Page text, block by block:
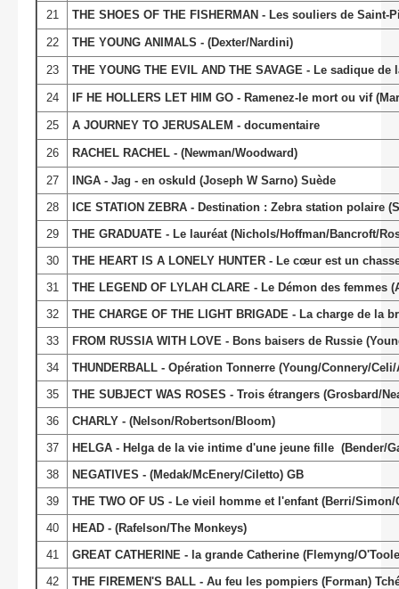
21 THE SHOES OF THE FISHERMAN - Les souliers de
22 THE YOUNG ANIMALS - (Dexter/Nardini)
23 THE YOUNG THE EVIL AND THE SAVAGE - Le sadique
24 IF HE HOLLERS LET HIM GO - Ramenez-le mort ou vif
25 A JOURNEY TO JERUSALEM - documentaire
26 RACHEL RACHEL - (Newman/Woodward)
27
INGA - Jag - en oskuld (Joseph W Sarno) Suède
28
ICE STATION ZEBRA - Destination : Zebra station polaire
29
THE GRADUATE - Le lauréat (Nichols/Hoffman/Bancroft/
30
THE HEART IS A LONELY HUNTER - Le cœur est un
31
THE LEGEND OF LYLAH CLARE - Le Démon des femmes
32
THE CHARGE OF THE LIGHT BRIGADE - La charge de la
33
FROM RUSSIA WITH LOVE - Bons baisers de Russie
34
THUNDERBALL - Opération Tonnerre (Young/Connery/
35
THE SUBJECT WAS ROSES - Trois étrangers (Grosbard/
36
CHARLY - (Nelson/Robertson/Bloom)
37
HELGA - Helga de la vie intime d'une jeune fille (Bender/
38
NEGATIVES - (Medak/McEnery/Ciletto) GB
39
THE TWO OF US - Le vieil homme et l'enfant (Berri/Simon/
40
HEAD - (Rafelson/The Monkeys)
41
GREAT CATHERINE - la grande Catherine (Flemyng/
42
THE FIREMEN'S BALL - Au feu les pompiers (Forman)